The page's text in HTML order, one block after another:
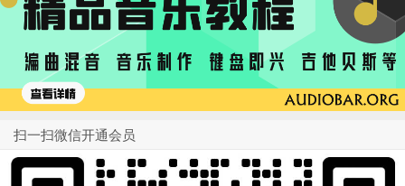
扫一扫微信开通会员